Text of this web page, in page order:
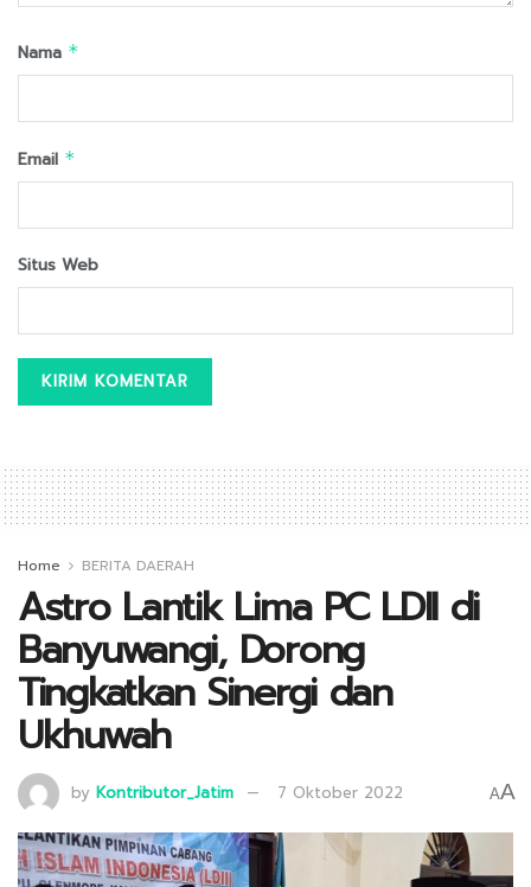
Nama *
Email *
Situs Web
Home BERITA DAERAH
Astro Lantik Lima PC LDII di
Banyuwangi, Dorong
Tingkatkan Sinergi dan
Ukhuwah
by Kontributor_Jatim 7 Oktober 2022 AA